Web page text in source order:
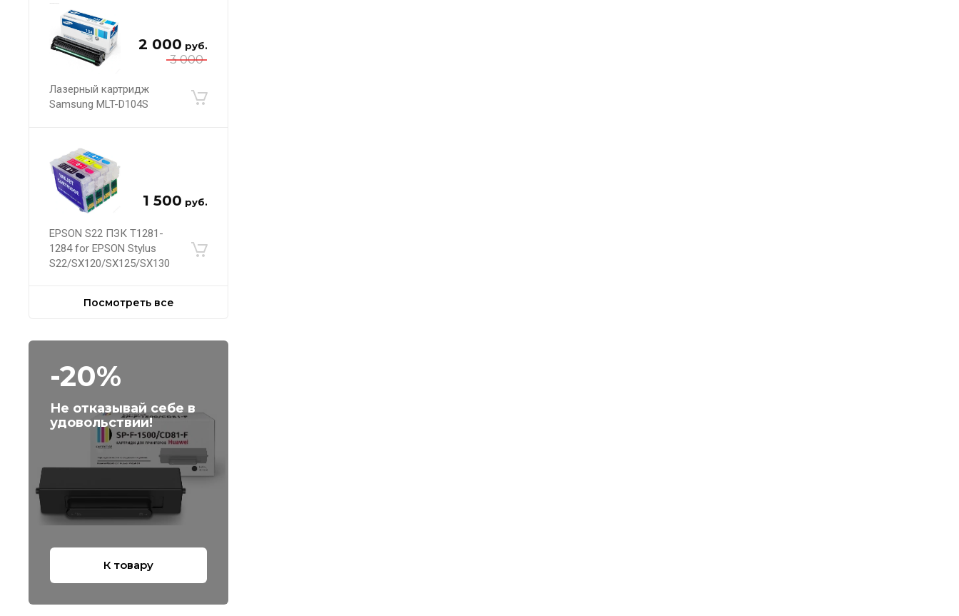
3 000
2 000 руб.
Лазерный картридж
Samsung MLT-D104S
1 500 руб.
EPSON S22 ПЗК Т1281-
1284 for EPSON Stylus
S22/SX120/SX125/SX130
Посмотреть все
-20%
Не отказывай себе в
удовольствии!
К товару